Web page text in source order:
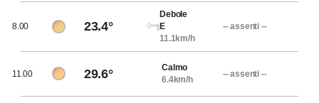
8.00 23.4°
Debole
E
11.1km/h
-- assenti --
11.00 29.6°
Calmo
6.4km/h
-- assenti --